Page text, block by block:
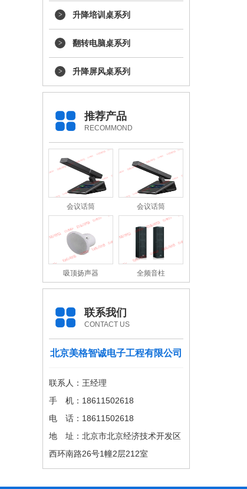
升降培训桌系列
翻转电脑桌系列
升降屏风桌系列
推荐产品
RECOMMOND
会议话筒 会议话筒
吸顶扬声器 全频音柱
联系我们
CONTACT US
北京美格智诚电子工程有限公司
联系人：王经理
手 机：18611502618
电 话：18611502618
地 址：北京市北京经济技术开发区
西环南路26号1幢2层212室